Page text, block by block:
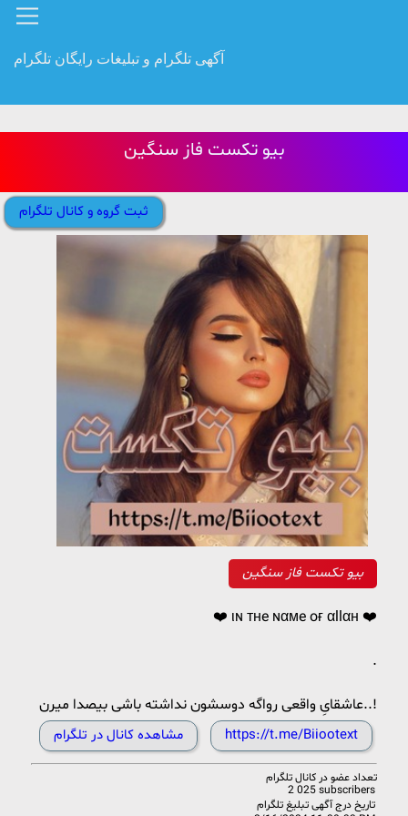
آگهی تلگرام و تبلیغات رایگان تلگرام
بیو تکست فاز سنگین
ثبت گروه و کانال تلگرام
بیو تکست فاز سنگین
❤️ ιɴ тнe ɴαмe oғ αllαн ❤️
.
عاشقاىِ واقعى رواگه دوسشون نداشته باشى بيصدا ميرن..!
مشاهده کانال در تلگرام https://t.me/Biiootext
تعداد عضو در کانال تلگرام
2 025 subscribers
تاریخ درج آگهی تبلیغ تلگرام